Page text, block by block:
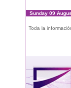
Sunday 09
Toda la